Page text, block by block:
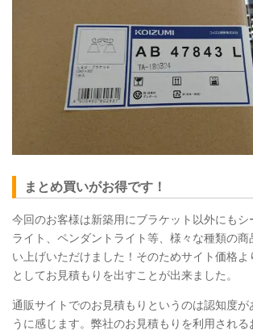
まとめ買いがお得です！
今回のお客様は新築用にブラケット以外にもシ
ライト、ペンダントライト等、様々な種類の商
い上げいただけました！そのためサイト価格よ
としてお見積もりを出すことが出来ました。
通販サイトでのお見積もりというのは認知度が
うに感じます。弊社のお見積もりを利用され